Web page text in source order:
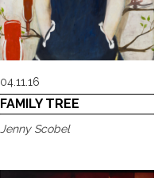
04.11.16
FAMILY TREE
Jenny Scobel